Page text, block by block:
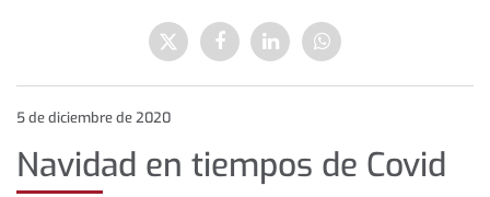
Enviar
a
Twitter
Compartir
en
Facebook
Compartir
en
Linkedin
Compartir
en
WhatsApp
5 de diciembre de 2020
Navidad en tiempos de Covid